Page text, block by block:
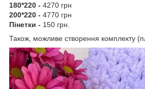
180*220 - 4270 грн
200*220 - 4770 грн
Пінетки - 150 грн.
Також, можливе створення комплекту